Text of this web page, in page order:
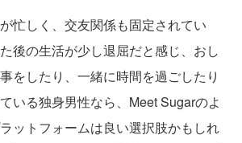
忙しく、交友関係も固定されてい
後の生活が少し退屈だと感じ、おし
をしたり、一緒に時間を過ごしたり
いる独身男性なら、Meet Sugarのよ
ットフォームは良い選択肢かもしれ